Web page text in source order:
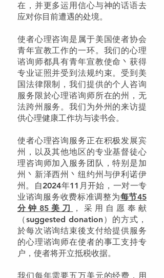
在，并更多运用信心与神的话语去
应对你目前遭遇的处境。
使者心理咨询是属于美国使者协会
青年宣教工作的一环。我们的心理
谘询师都具有青年宣教使命丶获得
专业证照并受到法规约束。受到美
国法律限制，我们提供的个人咨询
服务限於心理谘询师所在的州，无
法跨州服务。我们为外州的来访提
供心理健康工作坊与读书会。
使者心理咨询服务正在积极发展宾
州，以及其他地区的专业基督徒心
理咨询师加入服务团队，特别是加
州丶新泽西州丶纽约州与伊利诺伊
州。自2024年11月开始，​一对一专
业谘询服务收费标准调整为每节45
分钟85美刀
，采用自愿奉献
（suggested donation）的方式，
於每次谘询结束後支付给提供服务
的心理谘询师在使者的事工支持专
户，使者将开立抵税收据。
我们每年需要五万美元的经费，用